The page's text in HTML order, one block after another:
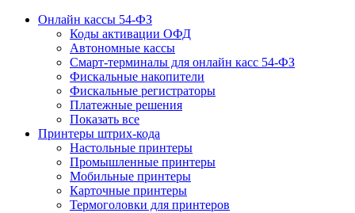
Онлайн кассы 54-ФЗ
Коды активации ОФД
Автономные кассы
Смарт-терминалы для онлайн касс 54-ФЗ
Фискальные накопители
Фискальные регистраторы
Платежные решения
Показать все
Принтеры штрих-кода
Настольные принтеры
Промышленные принтеры
Мобильные принтеры
Карточные принтеры
Термоголовки для принтеров